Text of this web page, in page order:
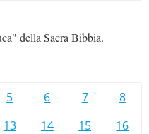
della Sacra Bibbia.
5 6 7
8
13 14 15
16